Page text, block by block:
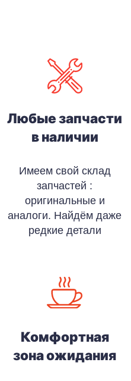
Любые запчасти
в наличии
Имеем свой склад
запчастей :
оригинальные и
аналоги. Найдём даже
редкие детали
Комфортная
зона ожидания